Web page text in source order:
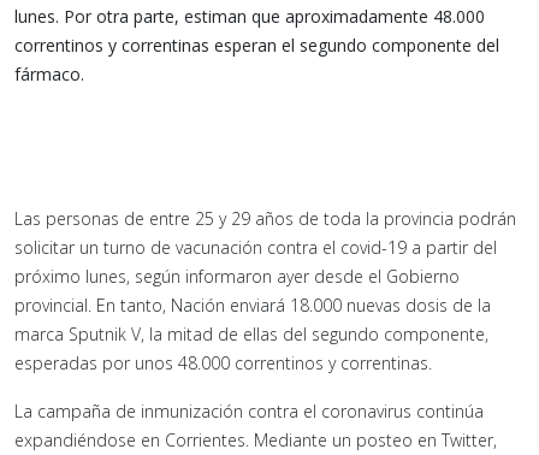
lunes. Por otra parte, estiman que aproximadamente 48.000
correntinos y correntinas esperan el segundo componente del
fármaco.
Las personas de entre 25 y 29 años de toda la provincia podrán
solicitar un turno de vacunación contra el covid-19 a partir del
próximo lunes, según informaron ayer desde el Gobierno
provincial. En tanto, Nación enviará 18.000 nuevas dosis de la
marca Sputnik V, la mitad de ellas del segundo componente,
esperadas por unos 48.000 correntinos y correntinas.
La campaña de inmunización contra el coronavirus continúa
expandiéndose en Corrientes. Mediante un posteo en Twitter,